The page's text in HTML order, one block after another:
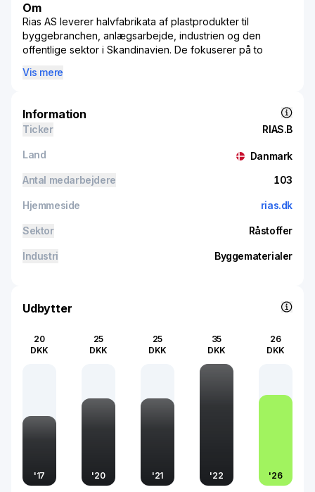
Om
Rias AS leverer halvfabrikata af plastprodukter til
byggebranchen, anlægsarbejde, industrien og den
offentlige sektor i Skandinavien. De fokuserer på to
samlet driftssegment, dækker de både salg,
sektor. Størstedelen af deres omsætning kommer fra salg
på hjemmemarkedet.
Vis mere
Information
Ticker RIAS.B
Land
Danmark
Antal medarbejdere
103
Hjemmeside rias.dk
Sektor Råstoffer
Industri Byggematerialer
Udbytter
20
DKK
'17
25
DKK
'20
25
DKK
'21
35
DKK
'22
26
DKK
'26